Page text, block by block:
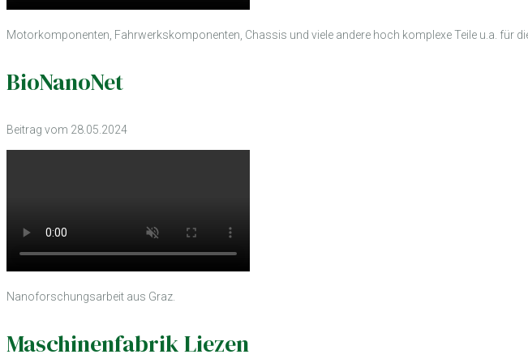
Motorkomponenten, Fahrwerkskomponenten, Chassis und viele andere hoch komplexe Teile u.a. für
BioNanoNet
Beitrag vom 28.05.2024
Nanoforschungsarbeit aus Graz.
Maschinenfabrik Liezen